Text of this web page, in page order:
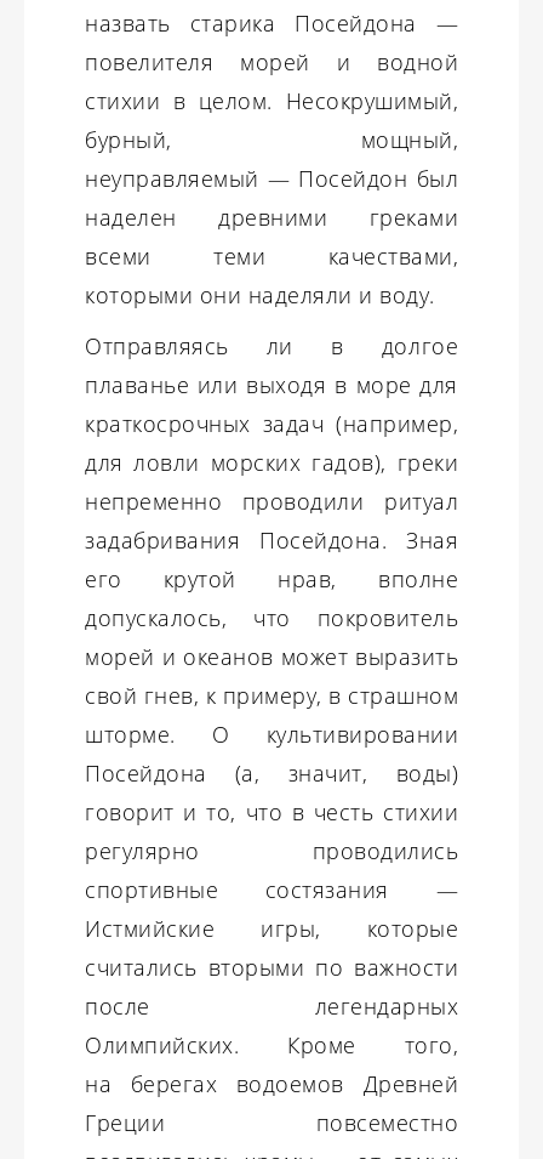
назвать старика Посейдона —
повелителя морей и водной
стихии в целом. Несокрушимый,
бурный, мощный,
неуправляемый — Посейдон был
наделен древними греками
всеми теми качествами,
которыми они наделяли и воду.
Отправляясь ли в долгое
плаванье или выходя в море для
краткосрочных задач (например,
для ловли морских гадов), греки
непременно проводили ритуал
задабривания Посейдона. Зная
его крутой нрав, вполне
допускалось, что покровитель
морей и океанов может выразить
свой гнев, к примеру, в страшном
шторме. О культивировании
Посейдона (а, значит, воды)
говорит и то, что в честь стихии
регулярно проводились
спортивные состязания —
Истмийские игры, которые
считались вторыми по важности
после легендарных
Олимпийских. Кроме того,
на берегах водоемов Древней
Греции повсеместно